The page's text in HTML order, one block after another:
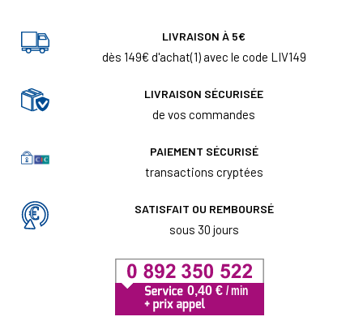
LIVRAISON À 5€
dès 149€ d'achat(1) avec le code LIV149
LIVRAISON SÉCURISÉE
de vos commandes
PAIEMENT SÉCURISÉ
transactions cryptées
SATISFAIT OU REMBOURSÉ
sous 30 jours